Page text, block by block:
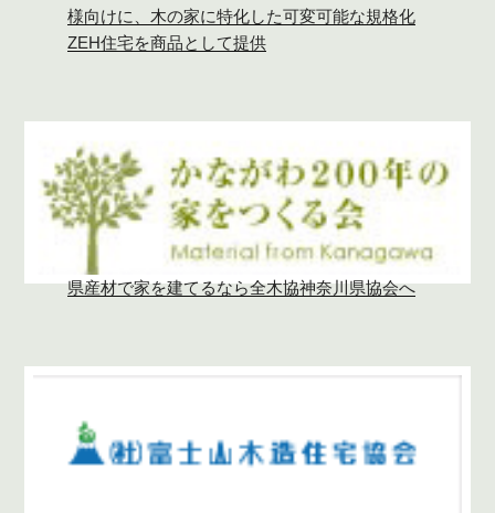
様向けに、木の家に特化した可変可能な規格化
ZEH住宅を商品として提供
県産材で家を建てるなら全木協神奈川県協会へ